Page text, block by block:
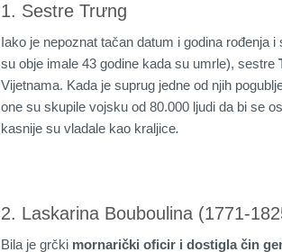
1. Sestre Trưng
Iako je nepoznat tačan datum i godina rođenja
su obje imale 43 godine kada su umrle), sestre
Vijetnama. Kada je suprug jedne od njih
one su skupile vojsku od 80.000 ljudi da bi se
kasnije su vladale kao kraljice.
2. Laskarina Bouboulina (1771-
Bila je grčki mornarički oficir i dostigla čin